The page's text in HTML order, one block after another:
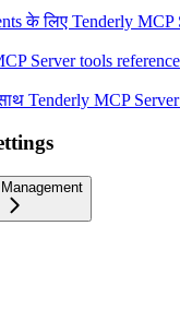
के लिए Tenderly MCP
Server tools reference
Tenderly MCP